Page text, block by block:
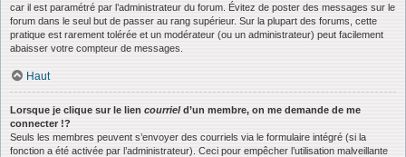
car il est paramétré par l’administrateur du forum. Évitez de poster des messages sur le
forum dans le seul but de passer au rang supérieur. Sur la plupart des forums, cette
pratique est rarement tolérée et un modérateur (ou un administrateur) peut facilement
abaisser votre compteur de messages.
Haut
Lorsque je clique sur le lien courrield’un membre, on me demande de me
connecter !?
Seuls les membres peuvent s’envoyer des courriels via le formulaire intégré (si la
fonction a été activée par l’administrateur). Ceci pour empêcher l’utilisation malveillante